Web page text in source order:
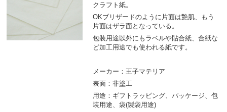
クラフト紙。
OKブリザードのように片面は艶肌、もう
片面はザラ面となっている。
包装用途以外にもラベルや貼合紙、合紙な
ど加工用途でも使われる紙です。
メーカー：王子マテリア
表面：非塗工
用途：ギフトラッピング、パッケージ、包
装用途、袋(製袋用途)